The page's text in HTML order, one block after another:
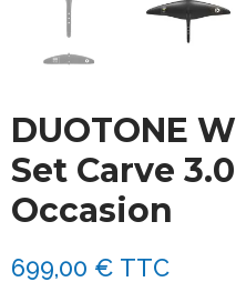
DUOTONE
Set Carve
Occasion
699,00 € TTC